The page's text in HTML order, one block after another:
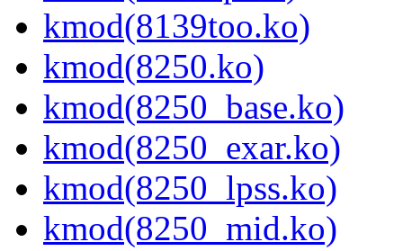
kmod(8139too.ko)
kmod(8250.ko)
kmod(8250_base.ko)
kmod(8250_exar.ko)
kmod(8250_lpss.ko)
kmod(8250_mid.ko)